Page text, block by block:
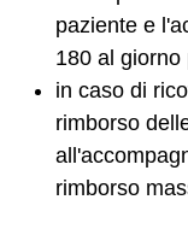
paziente e
180 al giorno
in caso di
rimborso
rimborso